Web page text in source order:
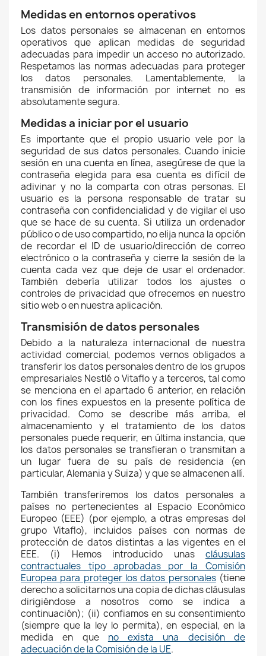
Medidas en entornos operativos
Los datos personales se almacenan en entornos
operativos que aplican medidas de seguridad
adecuadas para impedir un acceso no autorizado.
Respetamos las normas adecuadas para proteger
los datos personales. Lamentablemente, la
transmisión de información por internet no es
absolutamente segura.
Medidas a iniciar por el usuario
Es importante que el propio usuario vele por la
seguridad de sus datos personales. Cuando inicie
sesión en una cuenta en línea, asegúrese de que la
contraseña elegida para esa cuenta es difícil de
adivinar y no la comparta con otras personas. El
usuario es la persona responsable de tratar su
contraseña con confidencialidad y de vigilar el uso
que se hace de su cuenta. Si utiliza un ordenador
público o de uso compartido, no elija nunca la opción
de recordar el ID de usuario/dirección de correo
electrónico o la contraseña y cierre la sesión de la
cuenta cada vez que deje de usar el ordenador.
También debería utilizar todos los ajustes o
controles de privacidad que ofrecemos en nuestro
sitio web o en nuestra aplicación.
Transmisión de datos personales
Debido a la naturaleza internacional de nuestra
actividad comercial, podemos vernos obligados a
transferir los datos personales dentro de los grupos
empresariales Nestlé o Vitaflo y a terceros, tal como
se menciona en el apartado 6 anterior, en relación
con los fines expuestos en la presente política de
privacidad. Como se describe más arriba, el
almacenamiento y el tratamiento de los datos
personales puede requerir, en última instancia, que
los datos personales se transfieran o transmitan a
un lugar fuera de su país de residencia (en
particular, Alemania y Suiza) y que se almacenen allí.
También transferiremos los datos personales a
países no pertenecientes al Espacio Económico
Europeo (EEE) (por ejemplo, a otras empresas del
grupo Vitaflo), incluidos países con normas de
protección de datos distintas a las vigentes en el
EEE. (i) Hemos introducido unas cláusulas
contractuales tipo aprobadas por la Comisión
Europea para proteger los datos personales(tiene
derecho a solicitarnos una copia de dichas cláusulas
dirigiéndose a nosotros como se indica a
continuación); (ii) confiamos en su consentimiento
(siempre que la ley lo permita), en especial, en la
medida en que no exista una decisión de
adecuación de la Comisión de la UE.